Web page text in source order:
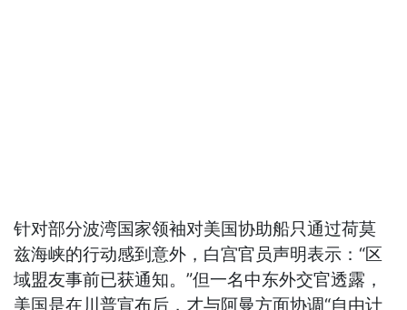
针对部分波湾国家领袖对美国协助船只通过荷莫
兹海峡的行动感到意外，白宫官员声明表示：“区
域盟友事前已获通知。”但一名中东外交官透露，
美国是在川普宣布后，才与阿曼方面协调“自由计